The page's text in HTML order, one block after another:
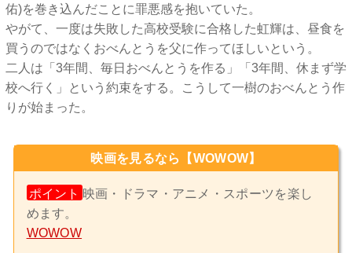
佑)を巻き込んだことに罪悪感を抱いていた。
やがて、一度は失敗した高校受験に合格した虹輝は、昼食を
買うのではなくおべんとうを父に作ってほしいという。
二人は「3年間、毎日おべんとうを作る」「3年間、休まず学
校へ行く」という約束をする。こうして一樹のおべんとう作
りが始まった。
映画を見るなら【WOWOW】
ポイント 映画・ドラマ・アニメ・スポーツを楽し
めます。
WOWOW